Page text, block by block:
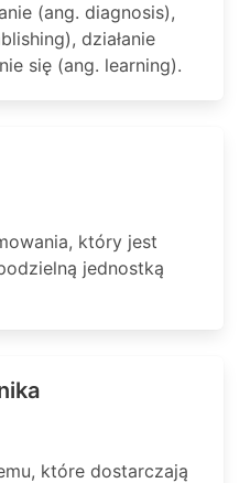
(ang. diagnosis),
działanie
się (ang. learning).
który jest
jednostką
które dostarczają